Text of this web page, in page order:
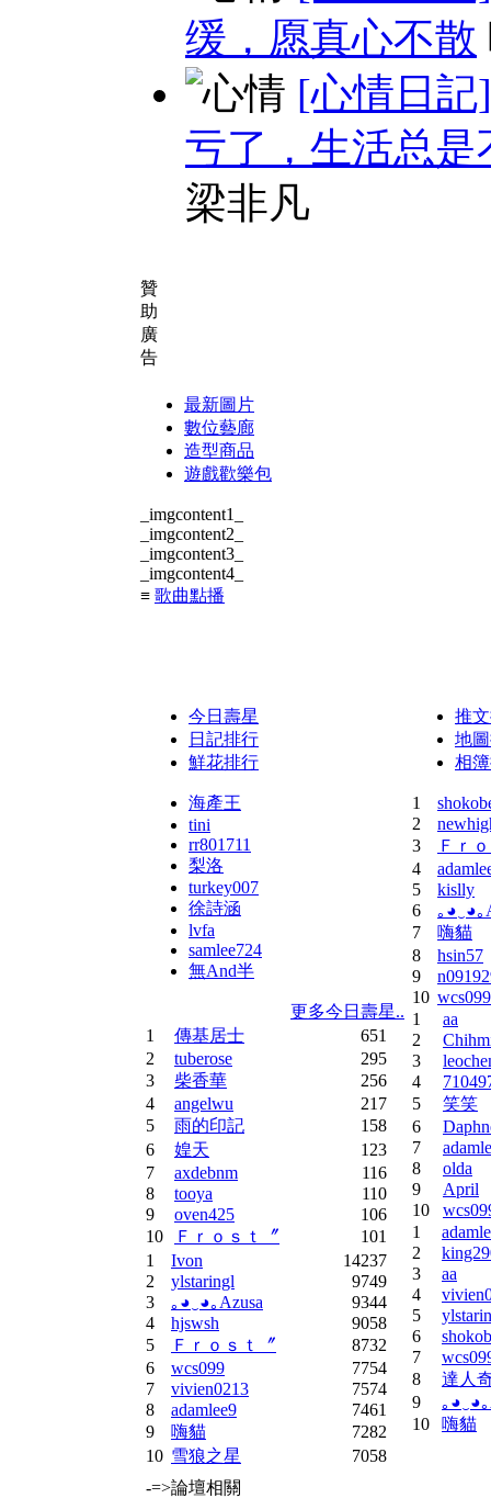
缓，愿真心不散
[心情日記]
亏了，生活总是
梁非凡
贊
助
廣
告
最新圖片
數位藝廊
造型商品
遊戲歡樂包
_imgcontent1_
_imgcontent2_
_imgcontent3_
_imgcontent4_
≡ 歌曲點播
今日壽星
日記排行
鮮花排行
海產王
tini
rr801711
梨洛
turkey007
徐詩涵
lvfa
samlee724
無And半
更多今日壽星..
1
傳基居士
651
2
tuberose
295
3
柴香華
256
4
angelwu
217
5
雨的印記
158
6
媓天
123
7
axdebnm
116
8
tooya
110
9
oven425
106
10
Ｆｒｏｓｔ〞
101
1
Ivon
14237
2
ylstaringl
9749
3
｡◕‿◕｡Azusa
9344
4
hjswsh
9058
5
Ｆｒｏｓｔ〞
8732
6
wcs099
7754
7
vivien0213
7574
8
adamlee9
7461
9
嗨貓
7282
10 雪狼之星 7058
推
地
相
1
2
3
Ｆｒ
4
5
kislly
6
｡◕‿◕｡
7
嗨貓
8
hsin57
9
10 wcs099
1
aa
2
3
4
5
笑笑
6
7
8
olda
9
April
10
1
2
3
aa
4
5
6
7
8
達人
9
｡◕‿◕
10
嗨貓
-=>論壇相關